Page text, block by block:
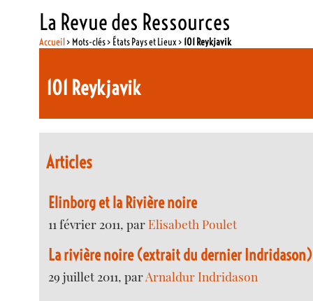
La Revue des Ressources
Accueil> Mots-clés > États Pays et Lieux > 101 Reykjavik
101 Reykjavik
Articles
Elinborg et la Rivière noire
11 février 2011, parElisabeth Poulet
La rivière noire (extrait du dernier Indridason)
29 juillet 2011, parArnaldur Indridason